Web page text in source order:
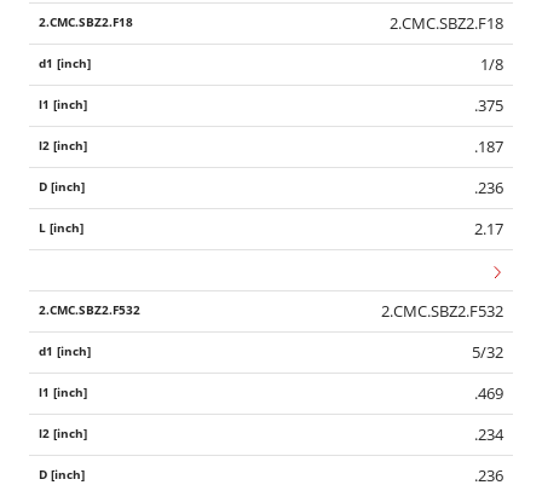
2.CMC.SBZ2.F18
1/8
.375
.187
.236
2.17
2.CMC.SBZ2.F532
5/32
.469
.234
.236